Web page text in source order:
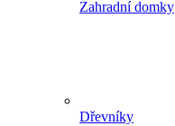
Zahradní domky
Dřevníky